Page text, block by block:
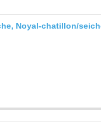
Noyal-chatillon/